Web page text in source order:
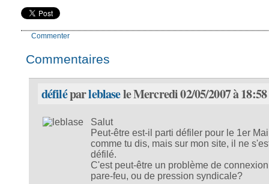
Commenter
Commentaires
défiléparleblasele Mercredi 02/05/2007 à 18:58
Salut
Peut-être est-il parti défiler pour le 1er Mai
comme tu dis, mais sur mon site, il ne
défilé.
C'est peut-être un problème de
pare-feu, ou de pression syndicale?